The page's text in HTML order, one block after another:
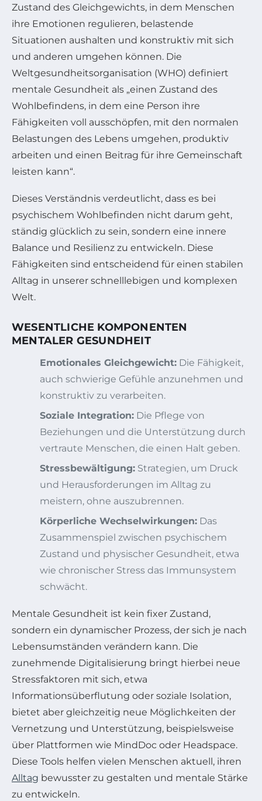
Zustand des Gleichgewichts, in dem Menschen
ihre Emotionen regulieren, belastende
Situationen aushalten und konstruktiv mit sich
und anderen umgehen können. Die
Weltgesundheitsorganisation (WHO) definiert
mentale Gesundheit als „einen Zustand des
Wohlbefindens, in dem eine Person ihre
Fähigkeiten voll ausschöpfen, mit den normalen
Belastungen des Lebens umgehen, produktiv
arbeiten und einen Beitrag für ihre Gemeinschaft
leisten kann“.
Dieses Verständnis verdeutlicht, dass es bei
psychischem Wohlbefinden nicht darum geht,
ständig glücklich zu sein, sondern eine innere
Balance und Resilienz zu entwickeln. Diese
Fähigkeiten sind entscheidend für einen stabilen
Alltag in unserer schnelllebigen und komplexen
Welt.
WESENTLICHE KOMPONENTEN
MENTALER GESUNDHEIT
Emotionales Gleichgewicht: Die Fähigkeit,
auch schwierige Gefühle anzunehmen und
konstruktiv zu verarbeiten.
Soziale Integration: Die Pflege von
Beziehungen und die Unterstützung durch
vertraute Menschen, die einen Halt geben.
Stressbewältigung: Strategien, um Druck
und Herausforderungen im Alltag zu
meistern, ohne auszubrennen.
Körperliche Wechselwirkungen: Das
Zusammenspiel zwischen psychischem
Zustand und physischer Gesundheit, etwa
wie chronischer Stress das Immunsystem
schwächt.
Mentale Gesundheit ist kein fixer Zustand,
sondern ein dynamischer Prozess, der sich je nach
Lebensumständen verändern kann. Die
zunehmende Digitalisierung bringt hierbei neue
Stressfaktoren mit sich, etwa
Informationsüberflutung oder soziale Isolation,
bietet aber gleichzeitig neue Möglichkeiten der
Vernetzung und Unterstützung, beispielsweise
über Plattformen wie MindDoc oder Headspace.
Diese Tools helfen vielen Menschen aktuell, ihren
Alltag bewusster zu gestalten und mentale Stärke
zu entwickeln.